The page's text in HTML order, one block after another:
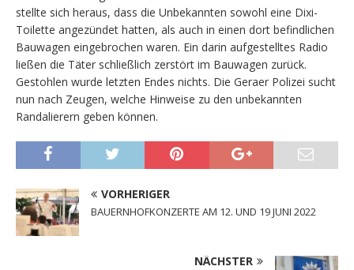
stellte sich heraus, dass die Unbekannten sowohl eine Dixi-
Toilette angezündet hatten, als auch in einen dort befindlichen
Bauwagen eingebrochen waren. Ein darin aufgestelltes Radio
ließen die Täter schließlich zerstört im Bauwagen zurück.
Gestohlen wurde letzten Endes nichts. Die Geraer Polizei sucht
nun nach Zeugen, welche Hinweise zu den unbekannten
Randalierern geben können.
VORHERIGER
BAUERNHOFKONZERTE AM 12. UND 19 JUNI 2022
NÄCHSTER